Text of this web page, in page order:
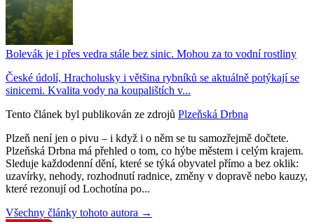
Bolevák je i přes vedra stále bez sinic. Mohou za to vodní rostliny
České údolí, Hracholusky i většina rybníků se aktuálně potýkají se
sinicemi. Kvalita vody na koupalištích v...
Tento článek byl publikován ze zdrojů Plzeňská Drbna
Plzeň není jen o pivu – i když i o něm se tu samozřejmě dočtete.
Plzeňská Drbna má přehled o tom, co hýbe městem i celým krajem.
Sleduje každodenní dění, které se týká obyvatel přímo a bez oklik:
uzavírky, nehody, rozhodnutí radnice, změny v dopravě nebo kauzy,
které rezonují od Lochotína po...
Všechny články tohoto autora →